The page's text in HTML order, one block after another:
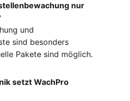
nur
und
sind besonders
Pakete sind möglich.
setzt WachPro